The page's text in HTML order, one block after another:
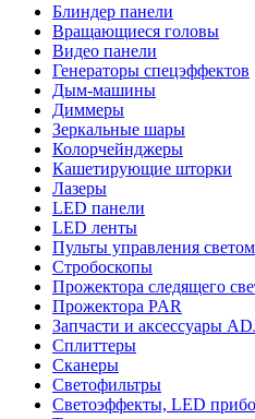
Блиндер панели
Вращающиеся головы
Видео панели
Генераторы спецэффектов
Дым-машины
Диммеры
Зеркальные шары
Колорчейнджеры
Кашетирующие шторки
Лазеры
LED панели
LED ленты
Пульты управления светом
Стробоскопы
Прожектора следящего
Прожектора PAR
Запчасти и аксессуары
Сплиттеры
Сканеры
Светофильтры
Светоэффекты, LED